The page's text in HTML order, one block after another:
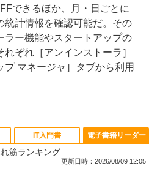
できるほか、月・日ごとに
統計情報を確認可能だ。その
ラー機能やスタートアップの
ぞれ［アンインストーラ］
プ マネージャ］タブから利用
IT入門書 電子書籍リーダー
筋ランキング
更新日時：2026/08/09 12:05